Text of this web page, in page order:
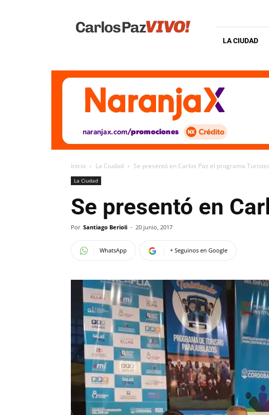
Vivo
LA CIUDAD
Inicio La Ciudad Se presentó en Carlos Paz el programa
La Ciudad
Se presentó en
Por Santiago Berioli - 20 junio, 2017
WhatsApp + Seguinos en Google